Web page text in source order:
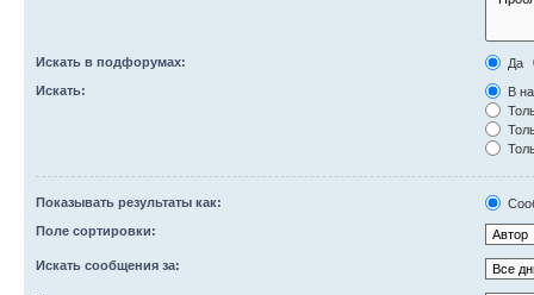
Искать в подфорумах:
Да
Искать:
В
Показывать результаты как:
Поле сортировки:
Искать сообщения за: